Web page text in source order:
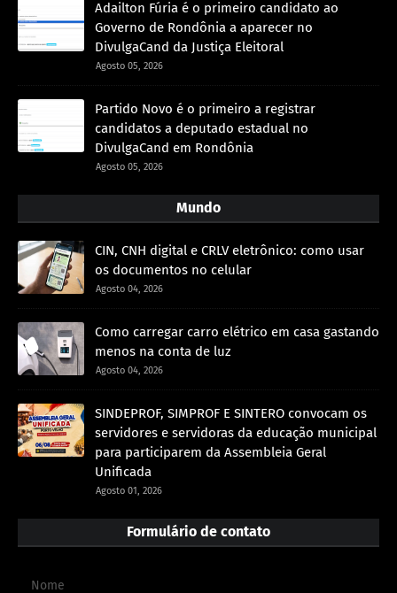
Adailton Fúria é o primeiro candidato ao
Governo de Rondônia a aparecer no
DivulgaCand da Justiça Eleitoral
Agosto 05, 2026
Partido Novo é o primeiro a registrar
candidatos a deputado estadual no
DivulgaCand em Rondônia
Agosto 05, 2026
Mundo
CIN, CNH digital e CRLV eletrônico: como usar
os documentos no celular
Agosto 04, 2026
Como carregar carro elétrico em casa gastando
menos na conta de luz
Agosto 04, 2026
SINDEPROF, SIMPROF E SINTERO convocam os
servidores e servidoras da educação municipal
para participarem da Assembleia Geral
Unificada
Agosto 01, 2026
Formulário de contato
Nome